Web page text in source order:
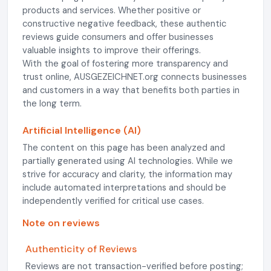
products and services. Whether positive or
constructive negative feedback, these authentic
reviews guide consumers and offer businesses
valuable insights to improve their offerings.
With the goal of fostering more transparency and
trust online, AUSGEZEICHNET.org connects businesses
and customers in a way that benefits both parties in
the long term.
Artificial Intelligence (AI)
The content on this page has been analyzed and
partially generated using AI technologies. While we
strive for accuracy and clarity, the information may
include automated interpretations and should be
independently verified for critical use cases.
Note on reviews
Authenticity of Reviews
Reviews are not transaction-verified before posting;